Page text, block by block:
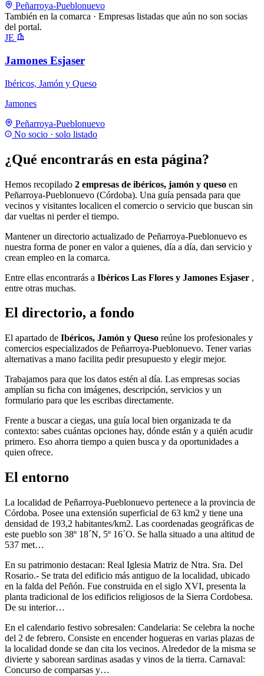
Peñarroya-Pueblonuevo
También en la comarca · Empresas listadas que aún no son socias
del portal.
JE
Jamones Esjaser
Ibéricos, Jamón y Queso
Jamones
Peñarroya-Pueblonuevo
No socio · solo listado
¿Qué encontrarás en esta página?
Hemos recopilado 2 empresas de ibéricos, jamón y queso en
Peñarroya-Pueblonuevo (Córdoba). Una guía pensada para que
vecinos y visitantes localicen el comercio o servicio que buscan sin
dar vueltas ni perder el tiempo.
Mantener un directorio actualizado de Peñarroya-Pueblonuevo es
nuestra forma de poner en valor a quienes, día a día, dan servicio y
crean empleo en la comarca.
Entre ellas encontrarás a Ibéricos Las Flores y Jamones Esjaser ,
entre otras muchas.
El directorio, a fondo
El apartado de Ibéricos, Jamón y Queso reúne los profesionales y
comercios especializados de Peñarroya-Pueblonuevo. Tener varias
alternativas a mano facilita pedir presupuesto y elegir mejor.
Trabajamos para que los datos estén al día. Las empresas socias
amplían su ficha con imágenes, descripción, servicios y un
formulario para que les escribas directamente.
Frente a buscar a ciegas, una guía local bien organizada te da
contexto: sabes cuántas opciones hay, dónde están y a quién acudir
primero. Eso ahorra tiempo a quien busca y da oportunidades a
quien ofrece.
El entorno
La localidad de Peñarroya-Pueblonuevo pertenece a la provincia de
Córdoba. Posee una extensión superficial de 63 km2 y tiene una
densidad de 193,2 habitantes/km2. Las coordenadas geográficas de
este pueblo son 38º 18´N, 5º 16´O. Se halla situado a una altitud de
537 met…
En su patrimonio destacan: Real Iglesia Matriz de Ntra. Sra. Del
Rosario.- Se trata del edificio más antiguo de la localidad, ubicado
en la falda del Peñón. Fue construida en el siglo XVI, presenta la
planta tradicional de los edificios religiosos de la Sierra Cordobesa.
De su interior…
En el calendario festivo sobresalen: Candelaria: Se celebra la noche
del 2 de febrero. Consiste en encender hogueras en varias plazas de
la localidad donde se dan cita los vecinos. Alrededor de la misma se
divierte y saborean sardinas asadas y vinos de la tierra. Carnaval:
Concurso de comparsas y…